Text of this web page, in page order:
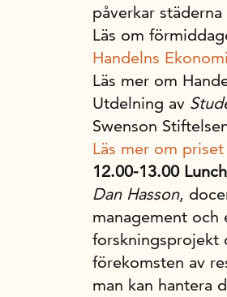
påverkar
Läs om
Handelns
Läs mer om
Utdelning av
Swenson
Läs mer om priset
12.00-13.00 Lunch
Dan Hasson,
management
forskningsprojekt
förekomsten av
man kan hantera